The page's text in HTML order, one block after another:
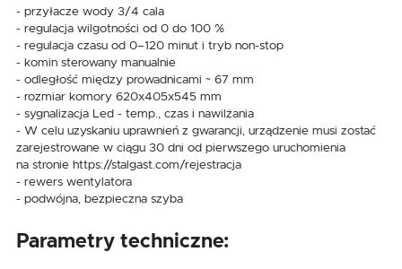
- przyłacze wody 3/4 cala
- regulacja wilgotności od 0 do 100 %
- regulacja czasu od 0–120 minut i tryb non-stop
- komin sterowany manualnie
- odległość między prowadnicami ~ 67 mm
- rozmiar komory 620x405x545 mm
- sygnalizacja Led - temp., czas i nawilżania
- W celu uzyskaniu uprawnień z gwarancji, urządzenie musi zostać
zarejestrowane w ciągu 30 dni od pierwszego uruchomienia
na stronie https://stalgast.com/rejestracja
- rewers wentylatora
- podwójna, bezpieczna szyba
Parametry techniczne: